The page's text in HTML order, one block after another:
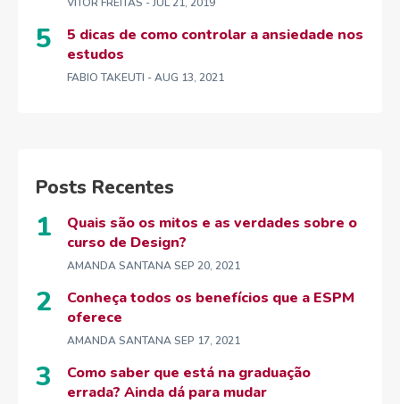
VITOR FREITAS - JUL 21, 2019
5 dicas de como controlar a ansiedade nos
estudos
FABIO TAKEUTI - AUG 13, 2021
Posts Recentes
Quais são os mitos e as verdades sobre o
curso de Design?
AMANDA SANTANASEP 20, 2021
Conheça todos os benefícios que a ESPM
oferece
AMANDA SANTANASEP 17, 2021
Como saber que está na graduação
errada? Ainda dá para mudar